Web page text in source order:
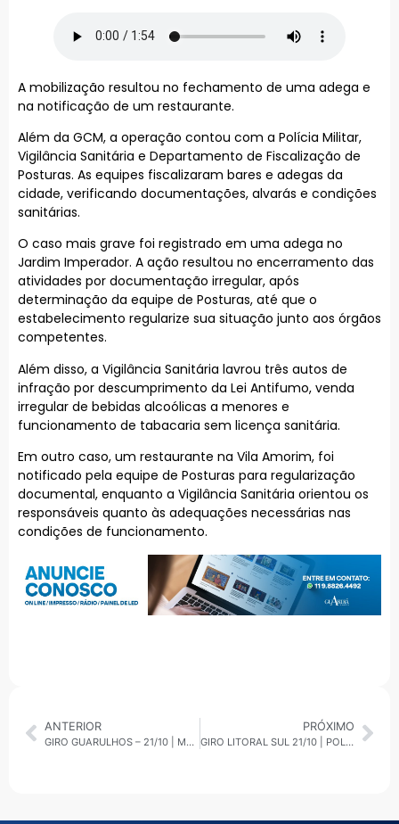
A mobilização resultou no fechamento de uma adega e
na notificação de um restaurante.
Além da GCM, a operação contou com a Polícia Militar,
Vigilância Sanitária e Departamento de Fiscalização de
Posturas. As equipes fiscalizaram bares e adegas da
cidade, verificando documentações, alvarás e condições
sanitárias.
O caso mais grave foi registrado em uma adega no
Jardim Imperador. A ação resultou no encerramento das
atividades por documentação irregular, após
determinação da equipe de Posturas, até que o
estabelecimento regularize sua situação junto aos órgãos
competentes.
Além disso, a Vigilância Sanitária lavrou três autos de
infração por descumprimento da Lei Antifumo, venda
irregular de bebidas alcoólicas a menores e
funcionamento de tabacaria sem licença sanitária.
Em outro caso, um restaurante na Vila Amorim, foi
notificado pela equipe de Posturas para regularização
documental, enquanto a Vigilância Sanitária orientou os
responsáveis quanto às adequações necessárias nas
condições de funcionamento.
ANTERIOR
GIRO GUARULHOS – 21/10 | MEIO AMBIENTE E SEGURANÇA
PRÓXIMO
GIRO LITORAL SUL 21/10 | POLÍCIA CIVIL CUMPRE MANDADOS EM POSTOS LIGADOS AO PCC